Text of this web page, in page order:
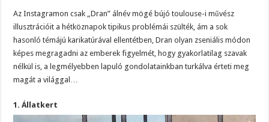
Az Instagramon csak „Dran” álnév mögé bújó toulouse-i művész
illusztrációit a hétköznapok tipikus problémái szülték, ám a sok
hasonló témájú karikatúrával ellentétben, Dran olyan zseniális módon
képes megragadni az emberek figyelmét, hogy gyakorlatilag szavak
nélkül is, a legmélyebben lapuló gondolatainkban turkálva érteti meg
magát a világgal…
1. Állatkert